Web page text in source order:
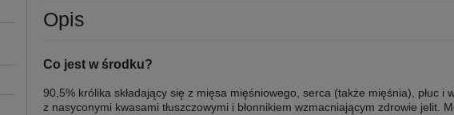
Opis
Co jest w środku?
90,5% królika składający się z mięsa mięśniowego, serca (także mięśnia), płuc i
z nasyconymi kwasami tłuszczowymi i błonnikiem wzmacniającym zdrowie jelit.